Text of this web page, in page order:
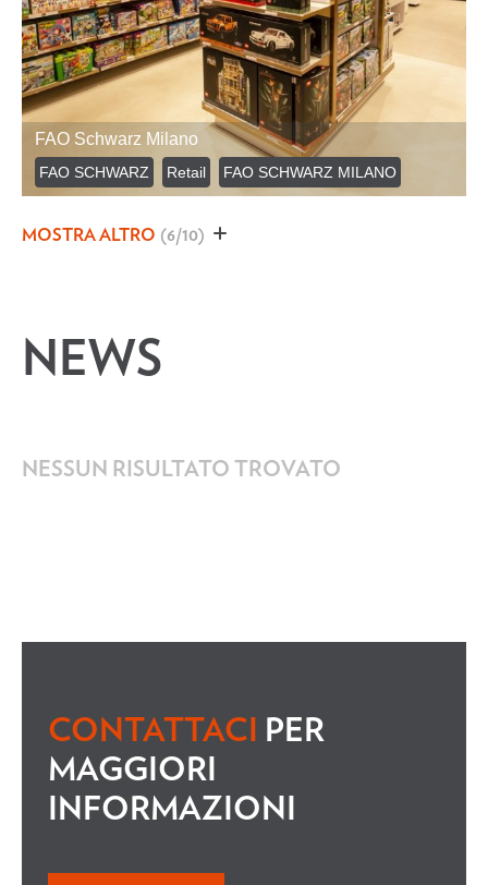
FAO Schwarz Milano
FAO SCHWARZ Retail FAO SCHWARZ MILANO
MOSTRA ALTRO (6/10)
NEWS
NESSUN RISULTATO TROVATO
CONTATTACI
PER
MAGGIORI
INFORMAZIONI